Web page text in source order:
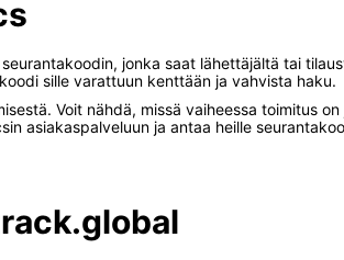
jonka saat lähettäjältä tai
sille varattuun kenttään ja vahvista haku.
Voit nähdä, missä vaiheessa toimitus
asiakaspalveluun ja antaa heille